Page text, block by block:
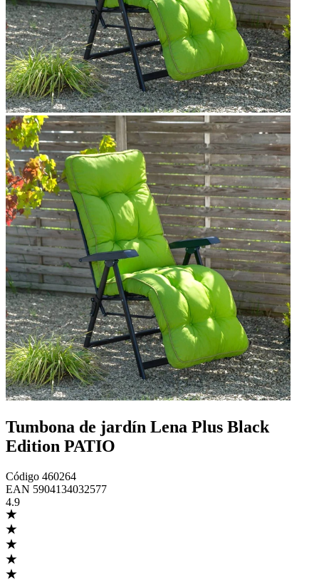
Tumbona de jardín Lena Plus Black
Edition PATIO
Código 460264
EAN 5904134032577
4.9